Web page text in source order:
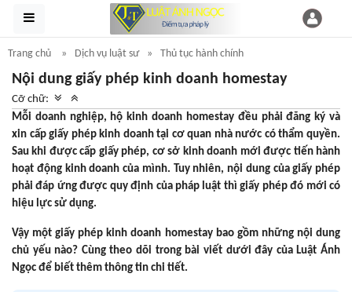
Trang chủ Dịch vụ luật sư Thủ tục hành chính
Nội dung giấy phép kinh doanh homestay
Cỡ chữ:
Mỗi doanh nghiệp, hộ kinh doanh homestay đều phải đăng ký và
xin cấp giấy phép kinh doanh tại cơ quan nhà nước có thẩm quyền.
Sau khi được cấp giấy phép, cơ sở kinh doanh mới được tiến hành
hoạt động kinh doanh của mình. Tuy nhiên, nội dung của giấy phép
phải đáp ứng được quy định của pháp luật thì giấy phép đó mới có
hiệu lực sử dụng.
Vậy một giấy phép kinh doanh homestay bao gồm những nội dung
chủ yếu nào? Cùng theo dõi trong bài viết dưới đây của Luật Ánh
Ngọc để biết thêm thông tin chi tiết.